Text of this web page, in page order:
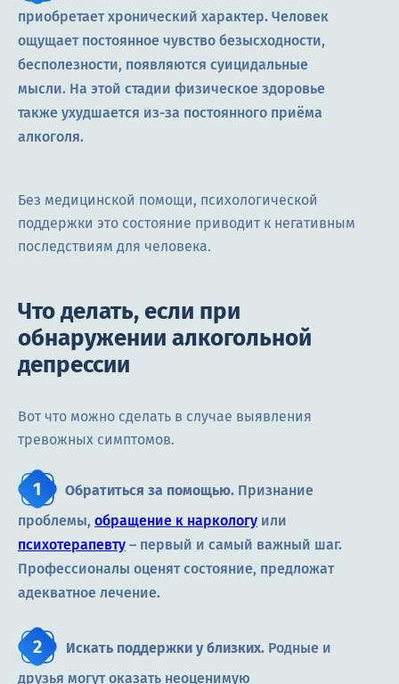
приобретает хронический характер. Человек
ощущает постоянное чувство безысходности,
бесполезности, появляются суицидальные
мысли. На этой стадии физическое здоровье
также ухудшается из-за постоянного приёма
алкоголя.
Без медицинской помощи, психологической
поддержки это состояние приводит к негативным
последствиям для человека.
Что делать, если при
обнаружении алкогольной
депрессии
Вот что можно сделать в случае выявления
тревожных симптомов.
Обратиться за помощью. Признание
проблемы, обращение к наркологу или
психотерапевту – первый и самый важный шаг.
Профессионалы оценят состояние, предложат
адекватное лечение.
Искать поддержки у близких. Родные и
друзья могут оказать неоценимую